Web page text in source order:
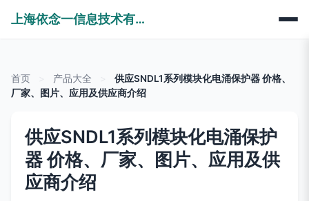
上海依念一信息技术有限公司
首页 产品大全
供应SNDL1系列模块化电涌保护器 价格、
厂家、图片、应用及供应商介绍
供应SNDL1系列模块化电涌保护
器 价格、厂家、图片、应用及供
应商介绍